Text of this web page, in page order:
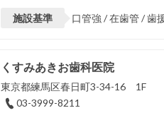
施設基準 口管強 / 在歯管 / 歯
くすみあきお歯科医院
東京都練馬区春日町3-34-16 1F
03-3999-8211